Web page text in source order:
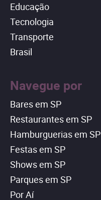
Educação
Tecnologia
Transporte
Brasil
Navegue por
Bares em SP
Restaurantes em SP
Hamburguerias em SP
Festas em SP
Shows em SP
Parques em SP
Por Aí